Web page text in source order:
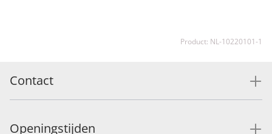
Product: NL-10220101-1
Contact
Openingstijden